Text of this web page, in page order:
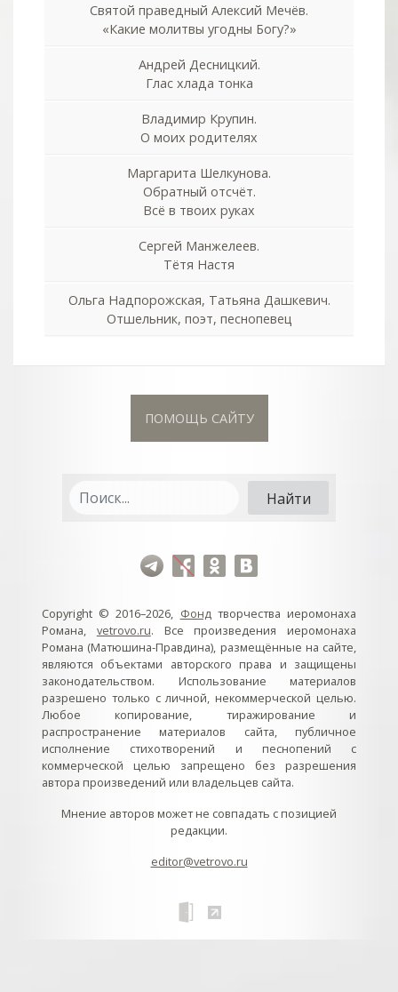
Святой праведный Алексий Мечёв.
«Какие молитвы угодны Богу?»
Андрей Десницкий.
Глас хлада тонка
Владимир Крупин.
О моих родителях
Маргарита Шелкунова.
Обратный отсчёт.
Всё в твоих руках
Сергей Манжелеев.
Тётя Настя
Ольга Надпорожская, Татьяна Дашкевич.
Отшельник, поэт, песнопевец
ПОМОЩЬ САЙТУ
Copyright © 2016–2026, Фондтворчества иеромонаха
Романа, vetrovo.ru. Все произведения иеромонаха
Романа (Матюшина-Правдина), размещённые на сайте,
являются объектами авторского права и защищены
законодательством. Использование материалов
разрешено только с личной, некоммерческой целью.
Любое копирование, тиражирование и
распространение материалов сайта, публичное
исполнение стихотворений и песнопений с
коммерческой целью запрещено без разрешения
автора произведений или владельцев сайта.
Мнение авторов может не совпадать с позицией
редакции.
editor@vetrovo.ru